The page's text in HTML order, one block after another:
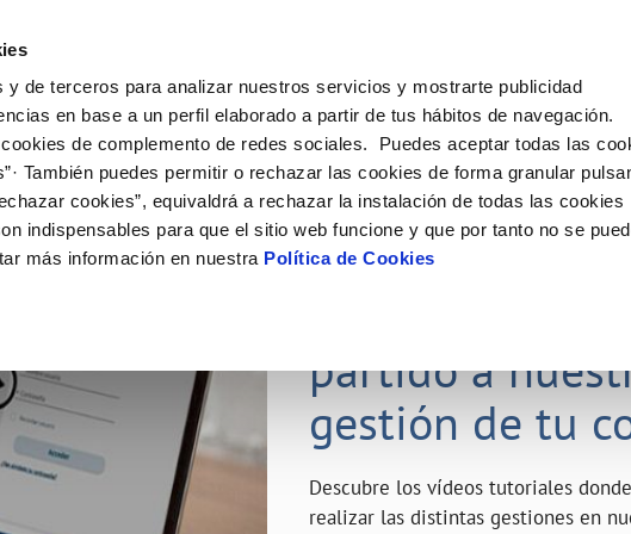
y de terceros para analizar nuestros servicios y mostrarte publicidad
en base a un perfil elaborado a partir de tus hábitos de navegación.
de complemento de redes sociales. Puedes aceptar todas las
También puedes permitir o rechazar las cookies de forma granular
cookies”, equivaldrá a rechazar la instalación de todas las cookies
indispensables para que el sitio web funcione y que por tanto no se
más información en nuestra Política de Cookies
de titular
de suministro
MODIFICACIÓN DE DATOS
Actualizar datos bancarios
Actualizar datos de domicilio
VER TODAS LAS GESTIONES
Tu Servicio
AL CLIENTE
contacto
de fuga interior
COMPROMISO DE SERVICIO
Carta de compromisos
Customer Counsel (Defensa del cliente)
Tu Agua
del agua
CUIDADOS DEL AGUA
Consejos de ahorro
Depósitos de reserva
Conócenos
DE GESTIÓN Y CERTIFICADOS
Nuestros
23 ABR 2020
partido a
gestión de tu
Descubre los vídeos tutoriales
realizar las distintas gestiones en